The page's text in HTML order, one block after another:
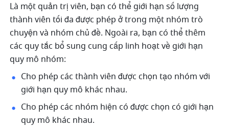
Là một quản trị viên, bạn có thể giới hạn số lượng
thành viên tối đa được phép ở trong một nhóm trò
chuyện và nhóm chủ đề. Ngoài ra, bạn có thể thêm
các quy tắc bổ sung cung cấp linh hoạt về giới hạn
quy mô nhóm:
Cho phép các thành viên được chọn tạo nhóm với
giới hạn quy mô khác nhau.
Cho phép các nhóm hiện có được chọn có giới hạn
quy mô khác nhau.